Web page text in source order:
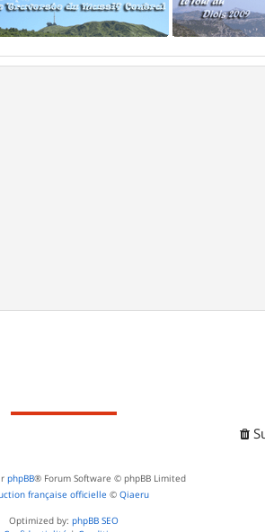
phpBB® Forum Software © phpBB Limited
française officielle © Qiaeru
Optimized by: phpBB SEO